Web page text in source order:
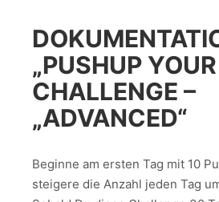
„PUSHUP
CHALLENGE –
„ADVANCED“
Beginne am ersten Tag mit 10
steigere die Anzahl jeden Tag